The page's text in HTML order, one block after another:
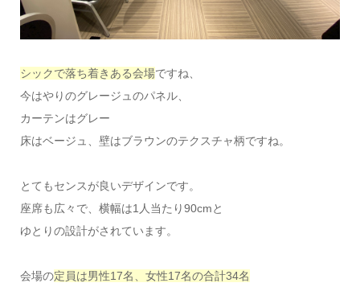
シックで落ち着きある会場ですね、
今はやりのグレージュのパネル、
カーテンはグレー
床はベージュ、壁はブラウンのテクスチャ柄ですね。
とてもセンスが良いデザインです。
座席も広々で、横幅は1人当たり90cmと
ゆとりの設計がされています。
会場の定員は男性17名、女性17名の合計34名